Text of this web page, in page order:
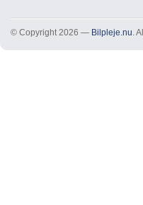
© Copyright 2026 — Bilpleje.nu.